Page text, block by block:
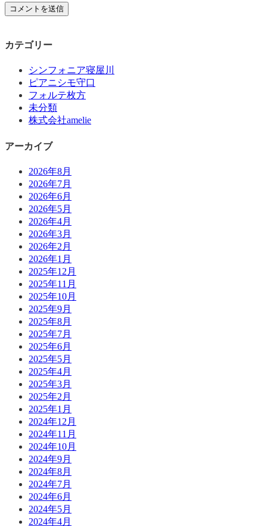
カテゴリー
シンフォニア寝屋川
ピアニシモ守口
フォルテ枚方
未分類
株式会社amelie
アーカイブ
2026年8月
2026年7月
2026年6月
2026年5月
2026年4月
2026年3月
2026年2月
2026年1月
2025年12月
2025年11月
2025年10月
2025年9月
2025年8月
2025年7月
2025年6月
2025年5月
2025年4月
2025年3月
2025年2月
2025年1月
2024年12月
2024年11月
2024年10月
2024年9月
2024年8月
2024年7月
2024年6月
2024年5月
2024年4月